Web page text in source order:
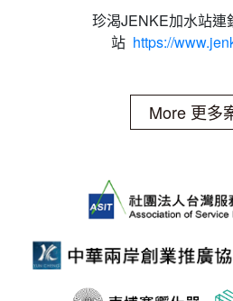
珍渴JENKE加水站連
站 https://
More 更多